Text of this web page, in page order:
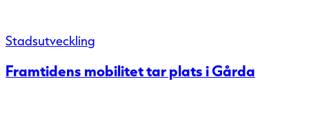
Stadsutveckling
Framtidens mobilitet tar plats i Gårda